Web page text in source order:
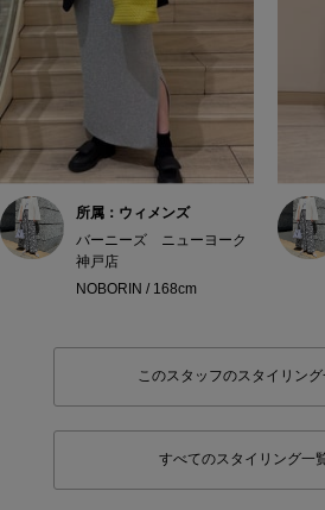
所属：ウィメンズ
バーニーズ ニューヨーク
神戸店
NOBORIN / 168cm
このスタッフのスタイリン
すべてのスタイリング一